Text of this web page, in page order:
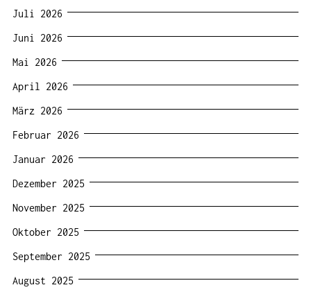
Juli 2026
Juni 2026
Mai 2026
April 2026
März 2026
Februar 2026
Januar 2026
Dezember 2025
November 2025
Oktober 2025
September 2025
August 2025